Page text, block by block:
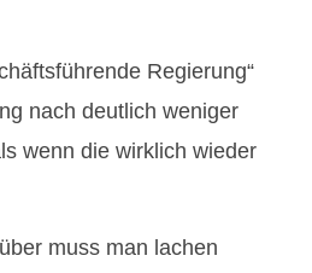
Regierung“
nach deutlich weniger
wenn die wirklich wieder
muss man lachen